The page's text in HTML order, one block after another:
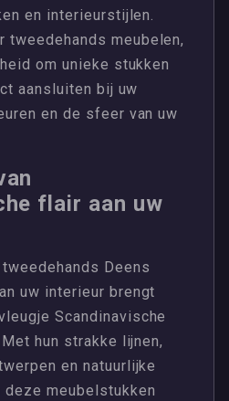
en interieurstijlen.
tweedehands meubelen,
om unieke stukken
aansluiten bij uw
en de sfeer van uw
flair aan uw
Deens
uw interieur brengt
Scandinavische
hun strakke lijnen,
en natuurlijke
deze meubelstukken